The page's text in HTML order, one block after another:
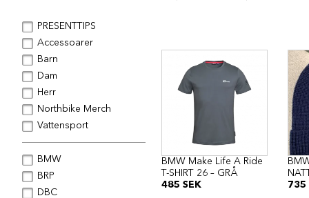
BMW Make Life A Ride
T-SHIRT 26 – GRÅ
485 SEK
produkten
varianter.
alternativen
kan
väljas
på
produktsidan
735
PRESENTTIPS
Accessoarer
Barn
Dam
Herr
Northbike Merch
Vattensport
BMW
BRP
DBC